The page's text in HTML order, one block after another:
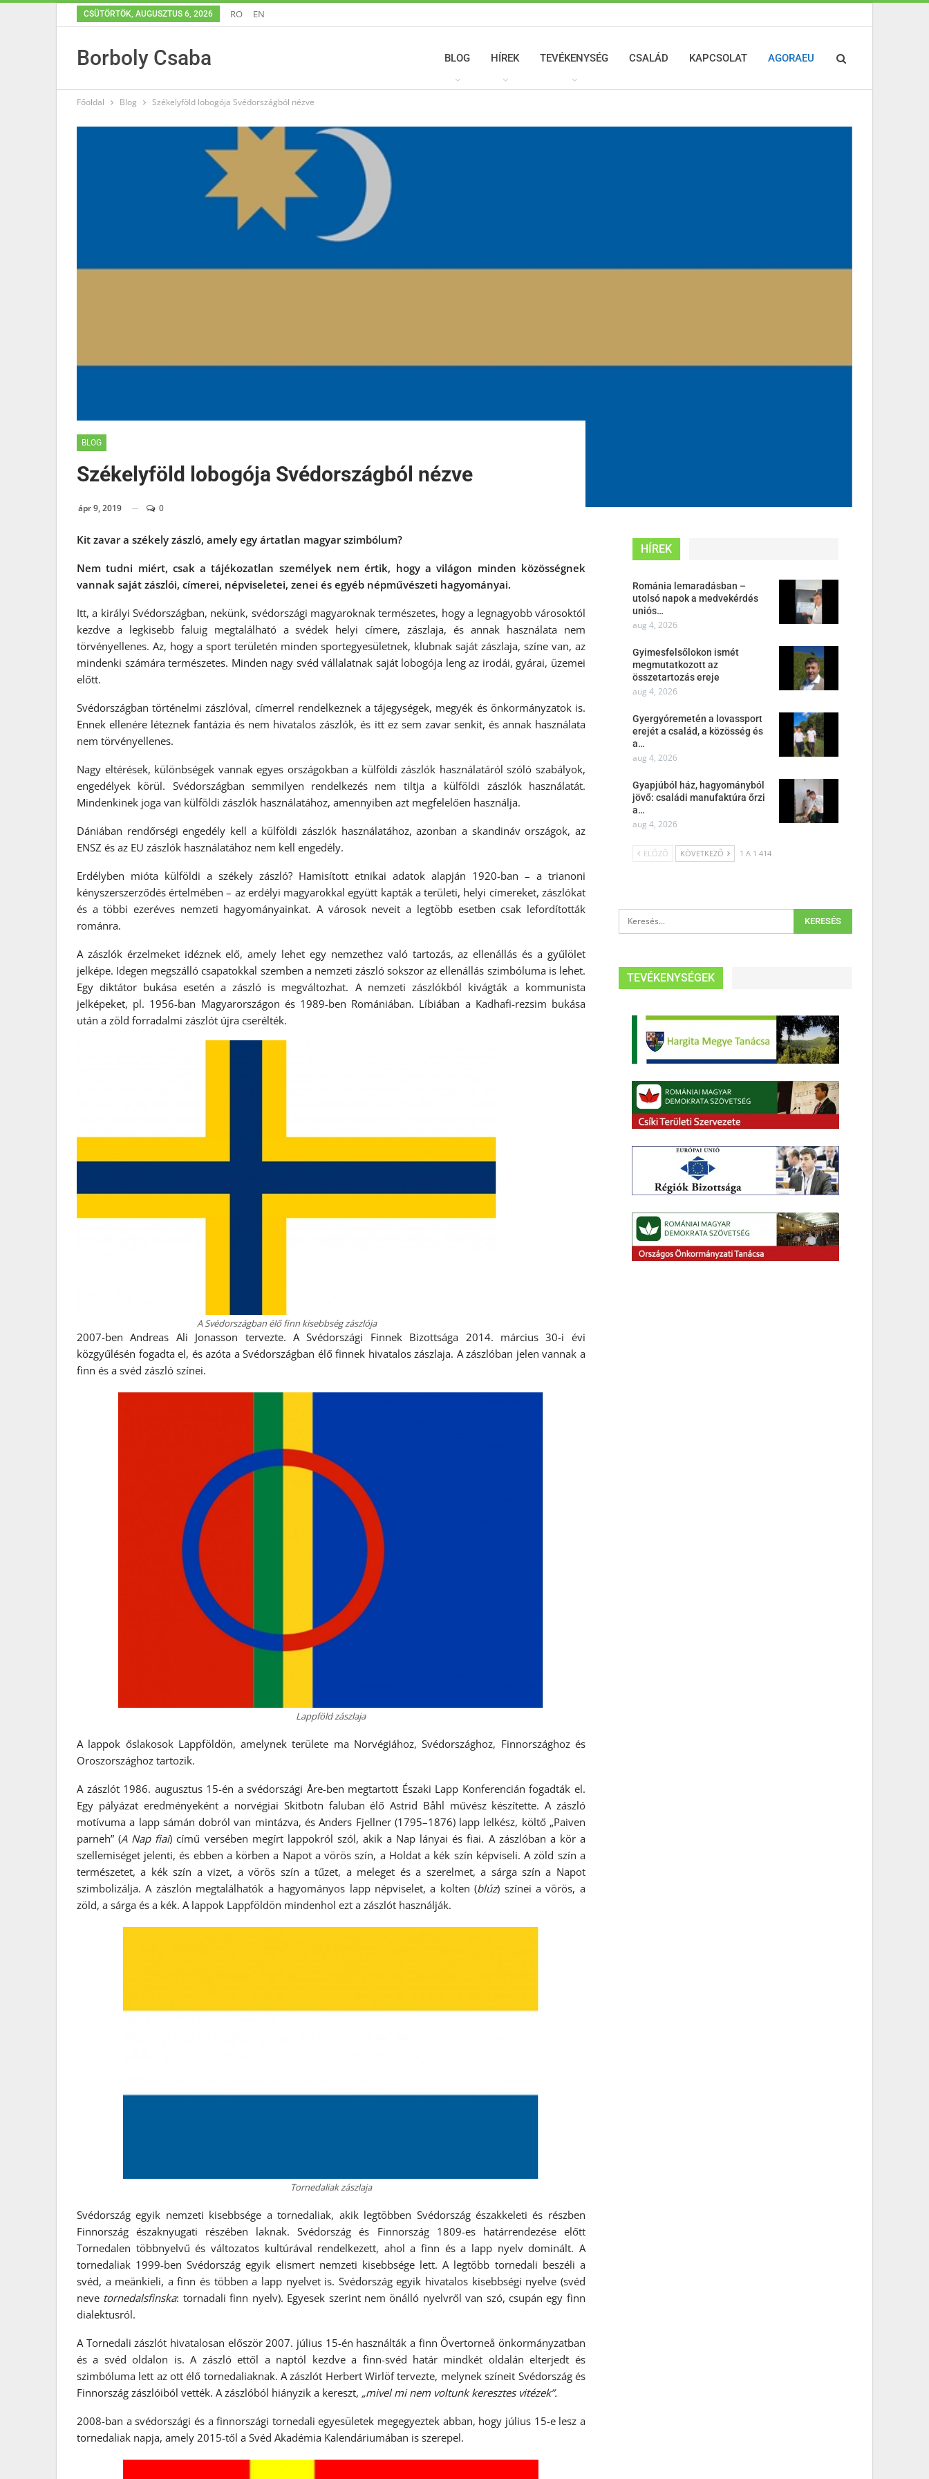
CSÜTÖRTÖK, AUGUSZTUS 6, 2026 RO EN
Borboly Csaba BLOG HÍREK TEVÉKENYSÉG CSALÁD KAPCSOLAT AGORAEU
Főoldal Blog Székelyföld lobogója Svédországból nézve
BLOG
Székelyföld lobogója Svédországból nézve
ápr 9, 2019 0
Kit zavar a székely zászló, amely egy ártatlan magyar szimbólum?
Nem tudni miért, csak a tájékozatlan személyek nem értik, hogy a világon minden közösségnek
vannak saját zászlói, címerei, népviseletei, zenei és egyéb népművészeti hagyományai.
Itt, a királyi Svédországban, nekünk, svédországi magyaroknak természetes, hogy a legnagyobb városoktól
kezdve a legkisebb faluig megtalálható a svédek helyi címere, zászlaja, és annak használata nem
törvényellenes. Az, hogy a sport területén minden sportegyesületnek, klubnak saját zászlaja, színe van, az
mindenki számára természetes. Minden nagy svéd vállalatnak saját lobogója leng az irodái, gyárai, üzemei
előtt.
Svédországban történelmi zászlóval, címerrel rendelkeznek a tájegységek, megyék és önkormányzatok is.
Ennek ellenére léteznek fantázia és nem hivatalos zászlók, és itt ez sem zavar senkit, és annak használata
nem törvényellenes.
Nagy eltérések, különbségek vannak egyes országokban a külföldi zászlók használatáról szóló szabályok,
engedélyek körül. Svédországban semmilyen rendelkezés nem tiltja a külföldi zászlók használatát.
Mindenkinek joga van külföldi zászlók használatához, amennyiben azt megfelelően használja.
Dániában rendőrségi engedély kell a külföldi zászlók használatához, azonban a skandináv országok, az
ENSZ és az EU zászlók használatához nem kell engedély.
Erdélyben mióta külföldi a székely zászló? Hamisított etnikai adatok alapján 1920-ban – a trianoni
kényszerszerződés értelmében – az erdélyi magyarokkal együtt kapták a területi, helyi címereket, zászlókat
és a többi ezeréves nemzeti hagyományainkat. A városok neveit a legtöbb esetben csak lefordították
románra.
A zászlók érzelmeket idéznek elő, amely lehet egy nemzethez való tartozás, az ellenállás és a gyűlölet
jelképe. Idegen megszálló csapatokkal szemben a nemzeti zászló sokszor az ellenállás szimbóluma is lehet.
Egy diktátor bukása esetén a zászló is megváltozhat. A nemzeti zászlókból kivágták a kommunista
jelképeket, pl. 1956-ban Magyarországon és 1989-ben Romániában. Líbiában a Kadhafi-rezsim bukása
után a zöld forradalmi zászlót újra cserélték.
A Svédországban élő finn kisebbség zászlója
2007-ben Andreas Ali Jonasson tervezte. A Svédországi Finnek Bizottsága 2014. március 30-i évi
közgyűlésén fogadta el, és azóta a Svédországban élő finnek hivatalos zászlaja. A zászlóban jelen vannak a
finn és a svéd zászló színei.
Lappföld zászlaja
A lappok őslakosok Lappföldön, amelynek területe ma Norvégiához, Svédországhoz, Finnországhoz és
Oroszországhoz tartozik.
A zászlót 1986. augusztus 15-én a svédországi Åre-ben megtartott Északi Lapp Konferencián fogadták el.
Egy pályázat eredményeként a norvégiai Skitbotn faluban élő Astrid Båhl művész készítette. A zászló
motívuma a lapp sámán dobról van mintázva, és Anders Fjellner (1795–1876) lapp lelkész, költő „Paiven
parneh” (A Nap fiai) című versében megírt lappokról szól, akik a Nap lányai és fiai. A zászlóban a kör a
szellemiséget jelenti, és ebben a körben a Napot a vörös szín, a Holdat a kék szín képviseli. A zöld szín a
természetet, a kék szín a vizet, a vörös szín a tűzet, a meleget és a szerelmet, a sárga szín a Napot
szimbolizálja. A zászlón megtalálhatók a hagyományos lapp népviselet, a kolten (blúz) színei a vörös, a
zöld, a sárga és a kék. A lappok Lappföldön mindenhol ezt a zászlót használják.
Tornedaliak zászlaja
Svédország egyik nemzeti kisebbsége a tornedaliak, akik legtöbben Svédország északkeleti és részben
Finnország északnyugati részében laknak. Svédország és Finnország 1809-es határrendezése előtt
Tornedalen többnyelvű és változatos kultúrával rendelkezett, ahol a finn és a lapp nyelv dominált. A
tornedaliak 1999-ben Svédország egyik elismert nemzeti kisebbsége lett. A legtöbb tornedali beszéli a
svéd, a meänkieli, a finn és többen a lapp nyelvet is. Svédország egyik hivatalos kisebbségi nyelve (svéd
neve tornedalsfinska: tornadali finn nyelv). Egyesek szerint nem önálló nyelvről van szó, csupán egy finn
dialektusról.
A Tornedali zászlót hivatalosan először 2007. július 15-én használták a finn Övertorneå önkormányzatban
és a svéd oldalon is. A zászló ettől a naptól kezdve a finn-svéd határ mindkét oldalán elterjedt és
szimbóluma lett az ott élő tornedaliaknak. A zászlót Herbert Wirlöf tervezte, melynek színeit Svédország és
Finnország zászlóiból vették. A zászlóból hiányzik a kereszt, „mivel mi nem voltunk keresztes vitézek”.
2008-ban a svédországi és a finnországi tornedali egyesületek megegyeztek abban, hogy július 15-e lesz a
tornedaliak napja, amely 2015-től a Svéd Akadémia Kalendáriumában is szerepel.
HÍREK
Románia lemaradásban –
utolsó napok a medvekérdés
uniós…
aug 4, 2026
Gyimesfelsőlokon ismét
megmutatkozott az
összetartozás ereje
aug 4, 2026
Gyergyóremetén a lovassport
erejét a család, a közösség és
a…
aug 4, 2026
Gyapjúból ház, hagyományból
jövő: családi manufaktúra őrzi
a…
aug 4, 2026
ELŐZŐ KÖVETKEZŐ 1 A 1 414
TEVÉKENYSÉGEK